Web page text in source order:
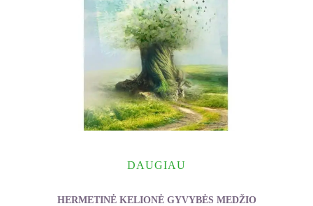
DAUGIAU
HERMETINĖ KELIONĖ GYVYBĖS MEDŽIO